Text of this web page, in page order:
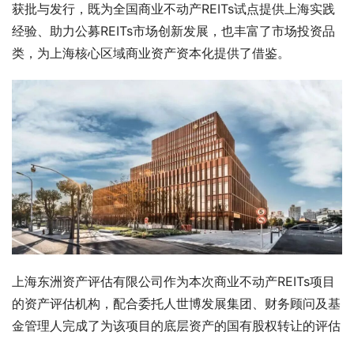
获批与发行，既为全国商业不动产REITs试点提供上海实践
经验、助力公募REITs市场创新发展，也丰富了市场投资品
类，为上海核心区域商业资产资本化提供了借鉴。
上海东洲资产评估有限公司作为本次商业不动产REITs项目
的资产评估机构，配合委托人世博发展集团、财务顾问及基
金管理人完成了为该项目的底层资产的国有股权转让的评估